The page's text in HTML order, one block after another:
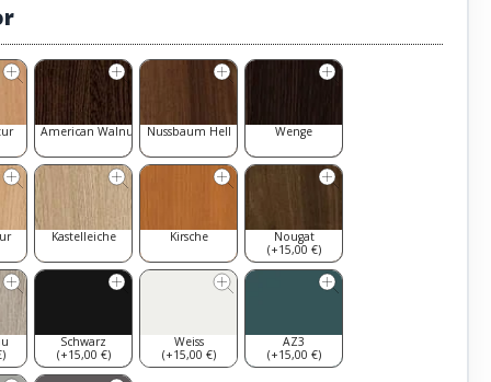
American Walnut Nussbaum Hell Wenge
Kastelleiche Kirsche
Nougat
(+15,00 €)
Schwarz
(+15,00 €)
Weiss
(+15,00 €)
AZ3
(+15,00 €)